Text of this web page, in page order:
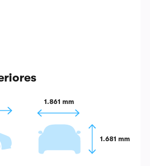
1.861 mm
1.681 mm